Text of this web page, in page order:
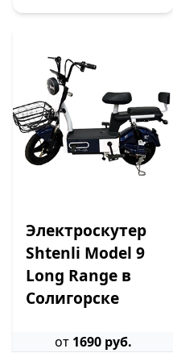
Электроскутер
Shtenli Model 9
Long Range в
Солигорске
от 1690 руб.